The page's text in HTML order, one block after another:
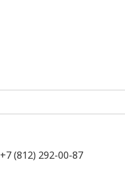
+7 (812) 292-00-87